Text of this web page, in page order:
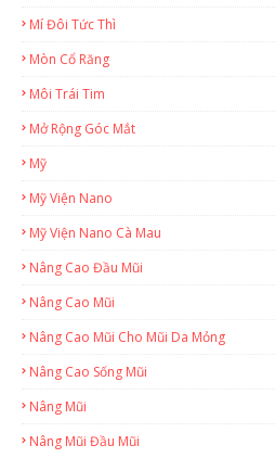
Mí Đôi Tức Thì
Mòn Cổ Răng
Môi Trái Tim
Mở Rộng Góc Mắt
Mỹ
Mỹ Viện Nano
Mỹ Viện Nano Cà Mau
Nâng Cao Đầu Mũi
Nâng Cao Mũi
Nâng Cao Mũi Cho Mũi Da Mỏng
Nâng Cao Sống Mũi
Nâng Mũi
Nâng Mũi Đầu Mũi